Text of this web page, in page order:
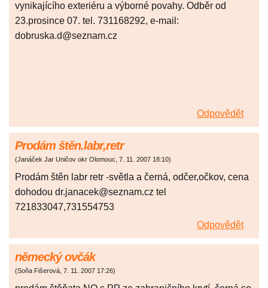
vynikajícího exteriéru a výborné povahy. Odběr od
23.prosince 07. tel. 731168292, e-mail:
dobruska.d@seznam.cz
Odpovědět
Prodám štěn.labr,retr
(Janáček Jar Uničov okr Olomouc, 7. 11. 2007 18:10)
Prodám štěn labr retr -světla a černá, odčer,očkov, cena
dohodou dr.janacek@seznam.cz tel
721833047,731554753
Odpovědět
německý ovčák
(Soňa Fišerová, 7. 11. 2007 17:26)